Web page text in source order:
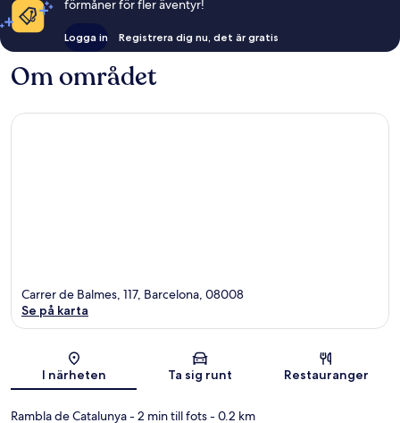
förmåner för fler äventyr!
Logga in Registrera dig nu, det är gratis
Om området
Karta
Carrer de Balmes, 117, Barcelona, 08008
Se på karta
I närheten Ta sig runt Restauranger
Rambla de Catalunya- 2 min till fots- 0.2 km